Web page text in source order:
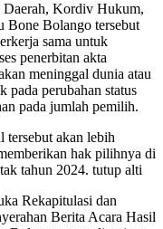
Daerah, Kordiv Hukum,
Bone Bolango tersebut
sama untuk
penerbitan akta
meninggal dunia atau
pada perubahan status
pada jumlah pemilih.
tersebut akan lebih
hak pilihnya di
tahun 2024. tutup alti
Rekapitulasi dan
Berita Acara Hasil